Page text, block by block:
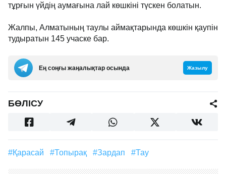
тұрғын үйдің аумағына лай көшкіні түскен болатын.
Жалпы, Алматының таулы аймақтарында көшкін қаупін
тудыратын 145 учаске бар.
Ең соңғы жаңалықтар осында Жазылу
БӨЛІСУ
#Қарасай #топырақ #зардап #тау